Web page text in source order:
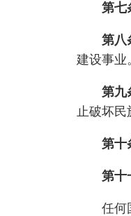
第七
第八
建设事业
第九
止破坏民
第十
第十
任何国